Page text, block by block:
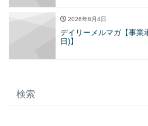
2026年8月4日
デイリーメルマガ【事業
日)】